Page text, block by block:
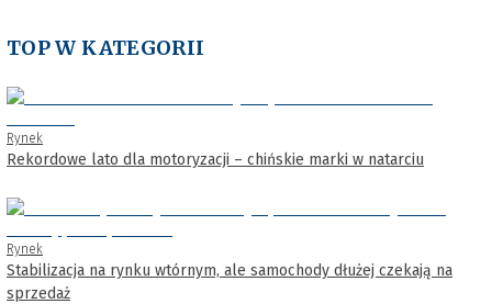
TOP W KATEGORII
Rynek
Rekordowe lato dla motoryzacji – chińskie marki w natarciu
Rynek
Stabilizacja na rynku wtórnym, ale samochody dłużej czekają na
sprzedaż